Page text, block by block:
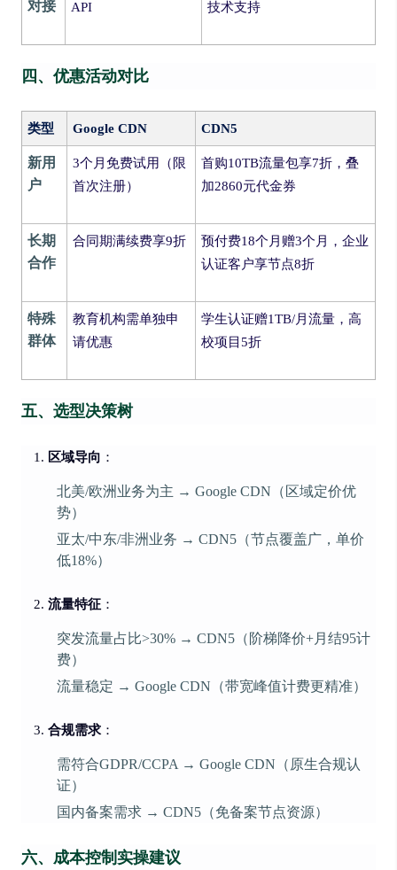
对接 API 技术支持
四、优惠活动对比
类型 Google CDN CDN5
新用
户
3个月免费试用（限
首次注册）
首购10TB流量包享7折，叠
加2860元代金券
长期
合作
合同期满续费享9折
预付费18个月赠3个月，企业
认证客户享节点8折
特殊
群体
教育机构需单独申
请优惠
学生认证赠1TB/月流量，高
校项目5折
五、选型决策树
区域导向 ：
北美/欧洲业务为主 → Google CDN（区域定价优
势）
亚太/中东/非洲业务 → CDN5（节点覆盖广，单价
低18%）
流量特征 ：
突发流量占比>30% → CDN5（阶梯降价+月结95计
费）
流量稳定 → Google CDN（带宽峰值计费更精准）
合规需求 ：
需符合GDPR/CCPA → Google CDN（原生合规认
证）
国内备案需求 → CDN5（免备案节点资源）
六、成本控制实操建议